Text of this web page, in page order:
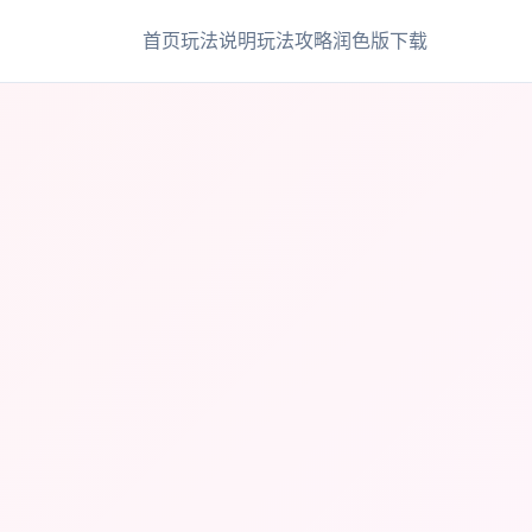
首页玩法说明玩法攻略润色版下载